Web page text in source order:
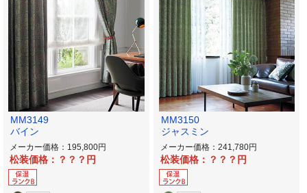
MM3149
バイン
メーカー価格：195,800
松装価格：？？？
MM3150
ジャスミン
メーカー価格：241,780
松装価格：？？？